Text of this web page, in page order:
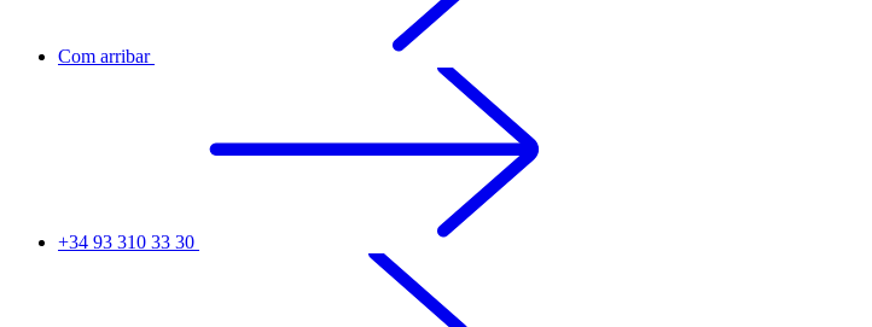
Com arribar
+34 93 310 33 30